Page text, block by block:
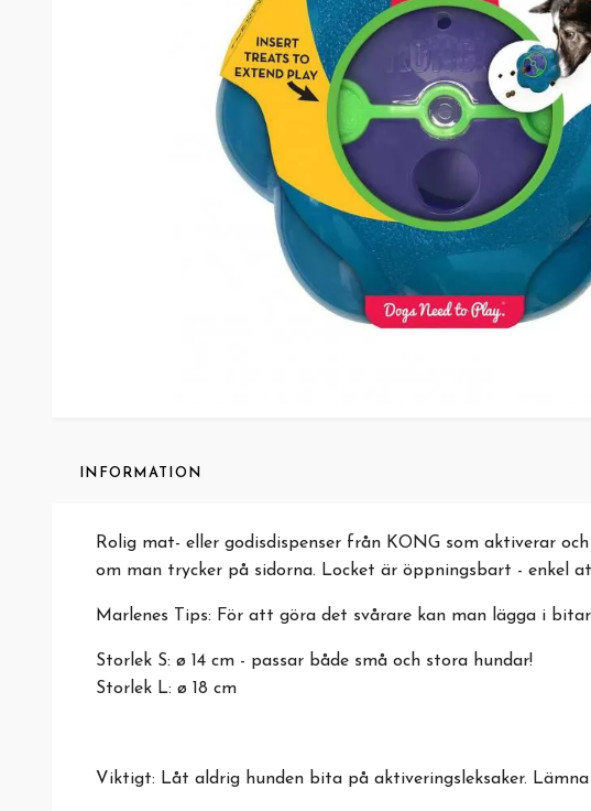
INFORMATION
Rolig mat- eller godisdispenser från KONG som aktiverar
om man trycker på sidorna. Locket är öppningsbart - enkel
Marlenes Tips: För att göra det svårare kan man lägga i
Storlek S: ø 14 cm - passar både små och stora hundar!
Storlek L: ø 18 cm
Viktigt: Låt aldrig hunden bita på aktiveringsleksaker.